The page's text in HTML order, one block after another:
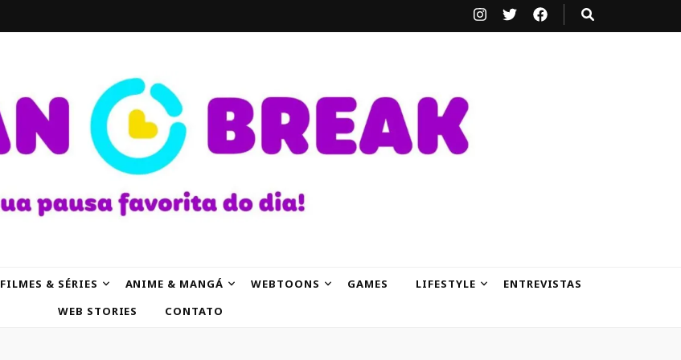
FILMES & SÉRIES ANIME & MANGÁ WEBTOONS GAMES LIFESTYLE
ENTREVISTAS
WEB STORIES
CONTATO